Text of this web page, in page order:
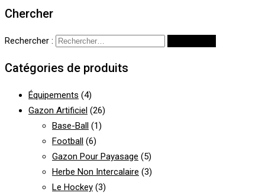
Chercher
Rechercher :
Catégories de produits
Équipements (4)
Gazon Artificiel (26)
Base-Ball (1)
Football (6)
Gazon Pour Payasage (5)
Herbe Non Intercalaire (3)
Le Hockey (3)